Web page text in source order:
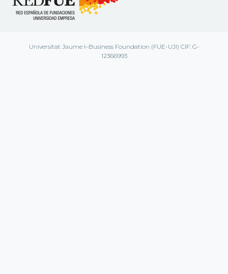
Universitat Jaume I–Business Foundation (FUE-UJI) CIF: G-
12366993